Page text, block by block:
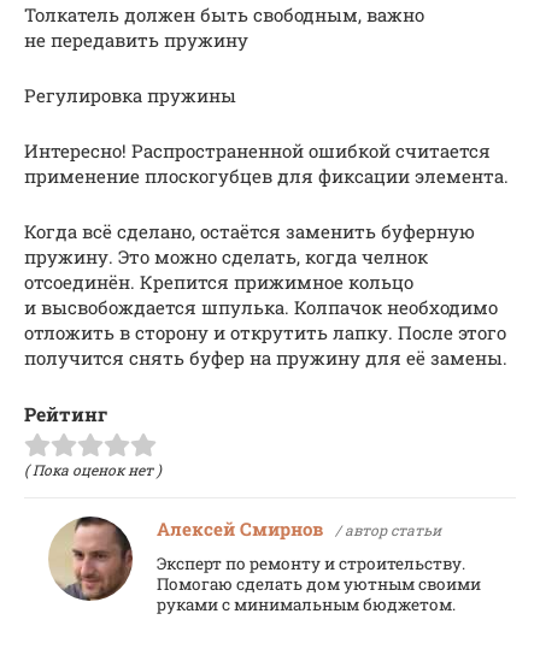
Толкатель должен быть свободным, важно
не передавить пружину
Регулировка пружины
Интересно! Распространенной ошибкой считается
применение плоскогубцев для фиксации элемента.
Когда всё сделано, остаётся заменить буферную
пружину. Это можно сделать, когда челнок
отсоединён. Крепится прижимное кольцо
и высвобождается шпулька. Колпачок необходимо
отложить в сторону и открутить лапку. После этого
получится снять буфер на пружину для её замены.
Рейтинг
( Пока оценок нет )
Алексей Смирнов / автор статьи
Эксперт по ремонту и строительству.
Помогаю сделать дом уютным своими
руками с минимальным бюджетом.